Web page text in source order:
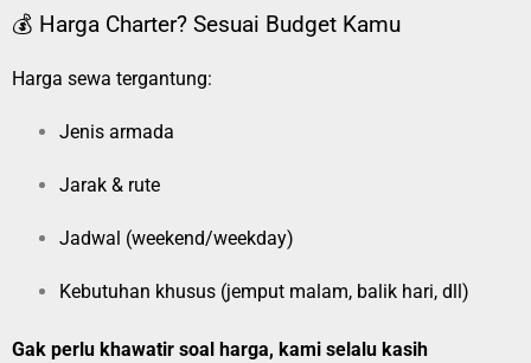
💰 Harga Charter? Sesuai Budget Kamu
Harga sewa tergantung:
Jenis armada
Jarak & rute
Jadwal (weekend/weekday)
Kebutuhan khusus (jemput malam, balik hari, dll)
Gak perlu khawatir soal harga, kami selalu kasih